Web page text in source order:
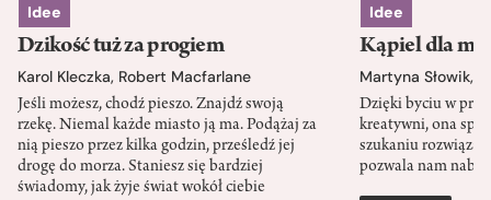
Idee
Dzikość tuż za progiem
Karol Kleczka, Robert Macfarlane
Jeśli możesz, chodź pieszo. Znajdź swoją
rzekę. Niemal każde miasto ją ma. Podążaj za
nią pieszo przez kilka godzin, prześledź jej
drogę do morza. Staniesz się bardziej
świadomy, jak żyje świat wokół ciebie
Idee
Kąpiel dla
Martyna Słowik,
Dzięki byciu w
kreatywni, ona
szukaniu
pozwala nam